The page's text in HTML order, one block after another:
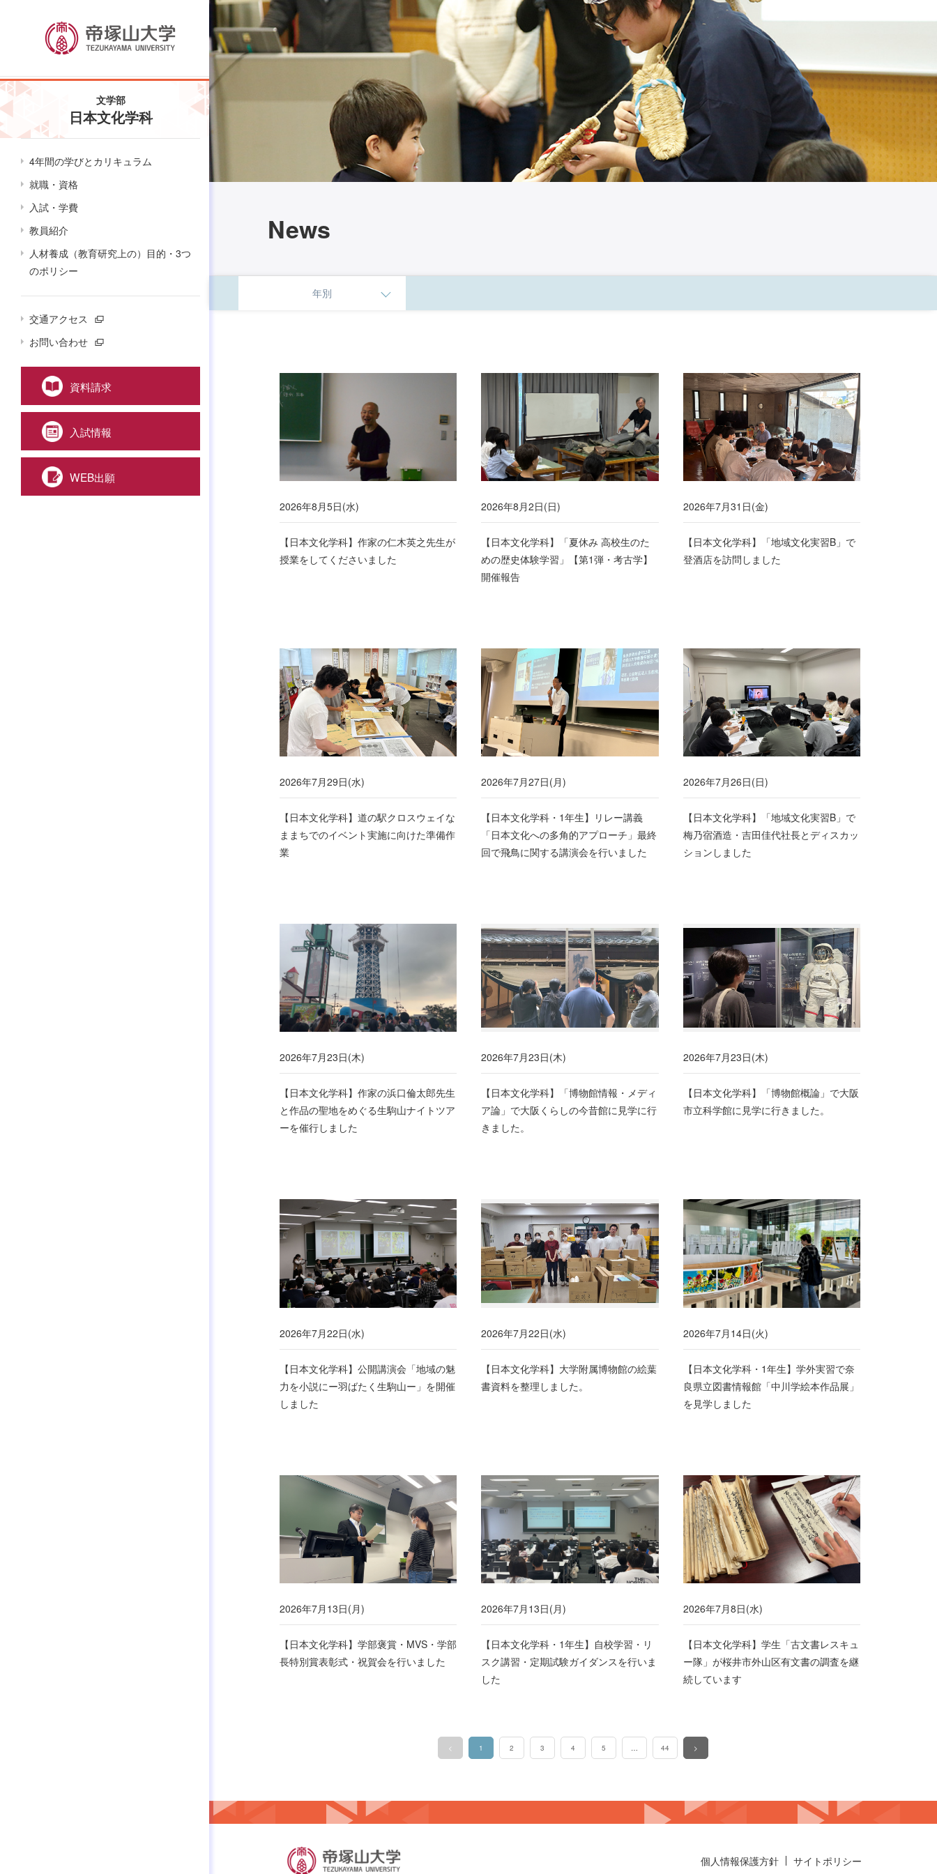
文学部
日本文化学科
4年間の学びとカリキュラム
就職・資格
入試・学費
教員紹介
人材養成（教育研究上の）目的・3つ
のポリシー
交通アクセス
お問い合わせ
資料請求
入試情報
WEB出願
News
年別
2026年8月5日(水)
【日本文化学科】作家の仁木英之先生が
授業をしてくださいました
2026年8月2日(日)
【日本文化学科】「夏休み 高校生のた
めの歴史体験学習」【第1弾・考古学】
開催報告
2026年7月31日(金)
【日本文化学科】「地域文化実習B」で
登酒店を訪問しました
2026年7月29日(水)
【日本文化学科】道の駅クロスウェイな
ままちでのイベント実施に向けた準備作
業
2026年7月27日(月)
【日本文化学科・1年生】リレー講義
「日本文化への多角的アプローチ」最終
回で飛鳥に関する講演会を行いました
2026年7月26日(日)
【日本文化学科】「地域文化実習B」で
梅乃宿酒造・吉田佳代社長とディスカッ
ションしました
2026年7月23日(木)
【日本文化学科】作家の浜口倫太郎先生
と作品の聖地をめぐる生駒山ナイトツア
ーを催行しました
2026年7月23日(木)
【日本文化学科】「博物館情報・メディ
ア論」で大阪くらしの今昔館に見学に行
きました。
2026年7月23日(木)
【日本文化学科】「博物館概論」で大阪
市立科学館に見学に行きました。
2026年7月22日(水)
【日本文化学科】公開講演会「地域の魅
力を小説にー羽ばたく生駒山ー」を開催
しました
2026年7月22日(水)
【日本文化学科】大学附属博物館の絵葉
書資料を整理しました。
2026年7月14日(火)
【日本文化学科・1年生】学外実習で奈
良県立図書情報館「中川学絵本作品展」
を見学しました
2026年7月13日(月)
【日本文化学科】学部褒賞・MVS・学部
長特別賞表彰式・祝賀会を行いました
2026年7月13日(月)
【日本文化学科・1年生】自校学習・リ
スク講習・定期試験ガイダンスを行いま
した
2026年7月8日(水)
【日本文化学科】学生「古文書レスキュ
ー隊」が桜井市外山区有文書の調査を継
続しています
< 1
（このページ）
2 3 4 5 44 >
個人情報保護方針 サイトポリシー